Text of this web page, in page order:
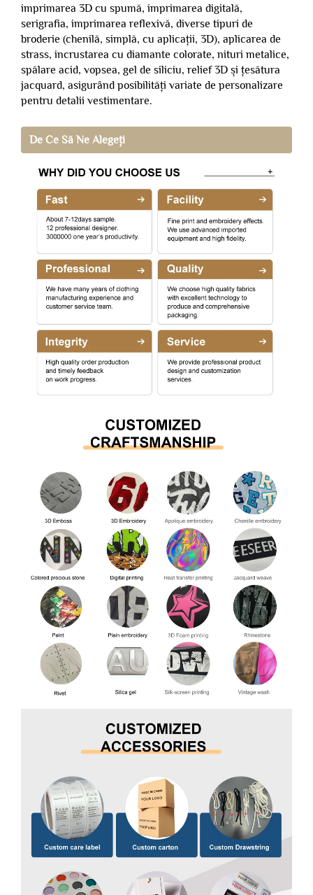
imprimarea 3D cu spumă, imprimarea digitală,
serigrafia, imprimarea reflexivă, diverse tipuri de
broderie (chenilă, simplă, cu aplicații, 3D), aplicarea de
strass, incrustarea cu diamante colorate, nituri metalice,
spălare acid, vopsea, gel de siliciu, relief 3D și țesătura
jacquard, asigurând posibilități variate de personalizare
pentru detalii vestimentare.
De Ce Să Ne Alegeți